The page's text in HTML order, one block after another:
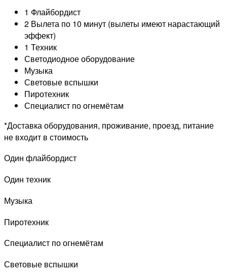
1 Флайбордист
2 Вылета по 10 минут (вылеты имеют нарастающий
эффект)
1 Техник
Светодиодное оборудование
Музыка
Световые вспышки
Пиротехник
Специалист по огнемётам
*Доставка оборудования, проживание, проезд, питание
не входит в стоимость
Один флайбордист
Один техник
Музыка
Пиротехник
Специалист по огнемётам
Световые вспышки